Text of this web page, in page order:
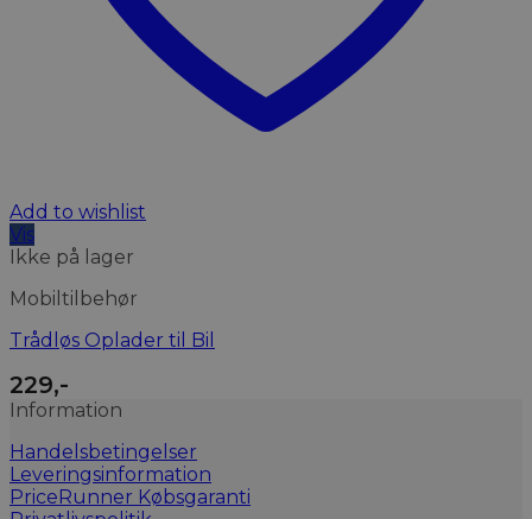
Add to wishlist
Vis
Ikke på lager
Mobiltilbehør
Trådløs Oplader til Bil
229,-
Information
Handelsbetingelser
Leveringsinformation
PriceRunner Købsgaranti